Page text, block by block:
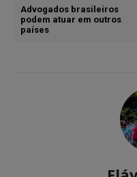
Advogados brasileiros
podem atuar em outros
países